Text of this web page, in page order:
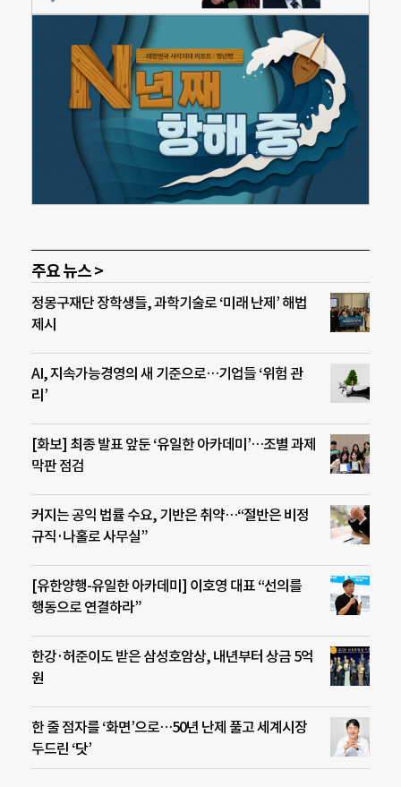
주요 뉴스 >
정몽구재단 장학생들, 과학기술로 ‘미래 난제’ 해법
제시
AI, 지속가능경영의 새 기준으로…기업들 ‘위험 관
리’
[화보] 최종 발표 앞둔 ‘유일한 아카데미’…조별 과제
막판 점검
커지는 공익 법률 수요, 기반은 취약…“절반은 비정
규직·나홀로 사무실”
[유한양행-유일한 아카데미] 이호영 대표 “선의를
행동으로 연결하라”
한강·허준이도 받은 삼성호암상, 내년부터 상금 5억
원
한 줄 점자를 ‘화면’으로…50년 난제 풀고 세계시장
두드린 ‘닷’